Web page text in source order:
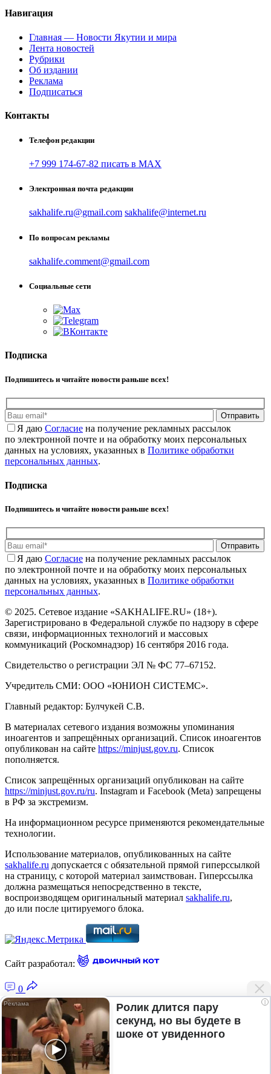
Навигация
Главная — Новости Якутии и мира
Лента новостей
Рубрики
Об издании
Реклама
Подписаться
Контакты
Телефон редакции
+7 999 174-67-82 писать в MAX
Электронная почта редакции
sakhalife.ru@gmail.com sakhalife@internet.ru
По вопросам рекламы
sakhalife.comment@gmail.com
Социальные сети
Подписка
Подпишитесь и читайте новости раньше всех!
Отправить
Я даю Cогласие на получение рекламных рассылок
по электронной почте и на обработку моих персональных
данных на условиях, указанных в Политике обработки
персональных данных.
Подписка
Подпишитесь и читайте новости раньше всех!
Отправить
Я даю Cогласие на получение рекламных рассылок
по электронной почте и на обработку моих персональных
данных на условиях, указанных в Политике обработки
персональных данных.
© 2025. Сетевое издание «SAKHALIFE.RU» (18+).
Зарегистрировано в Федеральной службе по надзору в сфере
связи, информационных технологий и массовых
коммуникаций (Роскомнадзор) 16 сентября 2016 года.
Свидетельство о регистрации ЭЛ № ФС 77–67152.
Учредитель СМИ: ООО «ЮНИОН СИСТЕМС».
Главный редактор: Булчукей С.В.
В материалах сетевого издания возможны упоминания
иноагентов и запрещённых организаций. Список иноагентов
опубликован на сайте https://minjust.gov.ru. Список
пополняется.
Список запрещённых организаций опубликован на сайте
https://minjust.gov.ru/ru. Instagram и Facebook (Metа) запрещены
в РФ за экстремизм.
На информационном ресурсе применяются рекомендательные
технологии.
Использование материалов, опубликованных на сайте
sakhalife.ru допускается с обязательной прямой гиперссылкой
на страницу, с которой материал заимствован. Гиперссылка
должна размещаться непосредственно в тексте,
воспроизводящем оригинальный материал sakhalife.ru,
до или после цитируемого блока.
Сайт разработал:
0
Главная — Новости Якутии и мира
Лента новостей
Рубрики
Подписка
i
Ролик длится пару
секунд, но вы будете в
шоке от увиденного